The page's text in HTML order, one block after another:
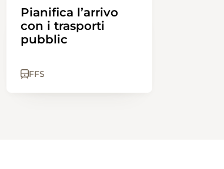
Pianifica l’arrivo
con i trasporti
pubblic
FFS